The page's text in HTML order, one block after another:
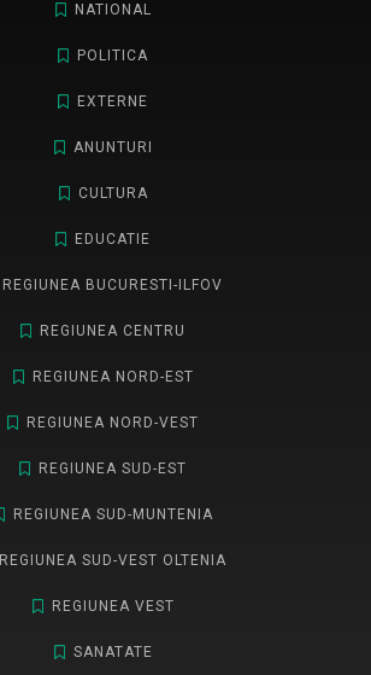
NATIONAL
POLITICA
EXTERNE
ANUNTURI
CULTURA
EDUCATIE
REGIUNEA BUCURESTI-ILFOV
REGIUNEA CENTRU
REGIUNEA NORD-EST
REGIUNEA NORD-VEST
REGIUNEA SUD-EST
REGIUNEA SUD-MUNTENIA
REGIUNEA SUD-VEST OLTENIA
REGIUNEA VEST
SANATATE